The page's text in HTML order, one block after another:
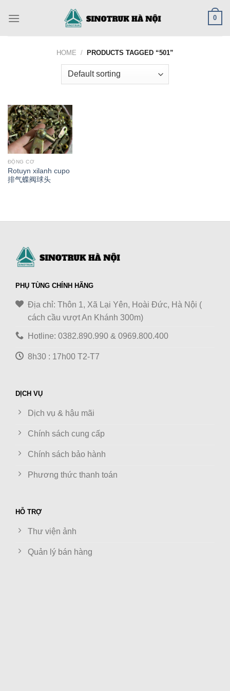
0
HOME / PRODUCTS TAGGED “501”
ĐỘNG CƠ
Rotuyn xilanh cupo
排气蝶阀球头
PHỤ TÙNG CHÍNH HÃNG
Địa chỉ: Thôn 1, Xã Lại Yên, Hoài Đức, Hà Nội (
cách cầu vượt An Khánh 300m)
Hotline: 0382.890.990 & 0969.800.400
8h30 : 17h00 T2-T7
DỊCH VỤ
Dịch vụ & hậu mãi
Chính sách cung cấp
Chính sách bảo hành
Phương thức thanh toán
HỖ TRỢ
Thư viện ảnh
Quản lý bán hàng